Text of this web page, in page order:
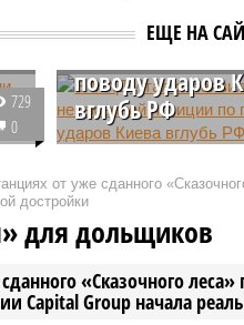
ЕЩЕ НА
729
0
В МИД Италии
неизменной
поводу ударов
вглубь РФ
Италия продолжит
применения оружия
разрешении
Киевом американских
дальнобойных ракет
от уже сданного
достройки
«Сказочного
Capital Group начала
для дольщиков